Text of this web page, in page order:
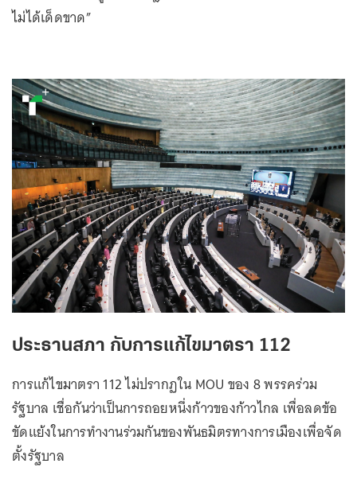
ไม่ได้เด็ดขาด”
ประธานสภา กับการแก้ไขมาตรา 112
การแก้ไขมาตรา 112 ไม่ปรากฏใน MOU ของ 8 พรรคร่วม
รัฐบาล เชื่อกันว่าเป็นการถอยหนึ่งก้าวของก้าวไกล เพื่อลดข้อ
ขัดแย้งในการทำงานร่วมกันของพันธมิตรทางการเมืองเพื่อจัด
ตั้งรัฐบาล